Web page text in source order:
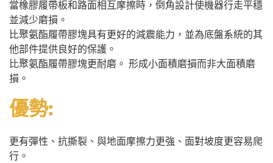
當橡膠履帶板和路面相互摩擦時，倒角設計使機器行走平穩
並減少磨損。
比聚氨酯履帶膠塊具有更好的減震能力，並為底盤系統的其
他部件提供良好的保護。
比聚氨酯履帶膠塊更耐磨。 形成小面積磨損而非大面積磨
損。
優勢:
更有彈性、抗撕裂、與地面摩擦力更強、面對坡度更容易爬
行。